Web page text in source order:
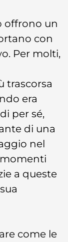
offrono un
con
Per molti,
trascorsa
era
per sé,
di una
nel
a queste
come le